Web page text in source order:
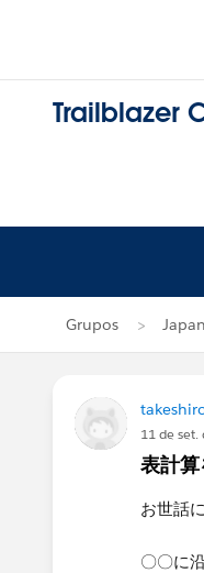
Trailblazer
Grupos Japan
11 de set.
表計
お世話
〇〇に